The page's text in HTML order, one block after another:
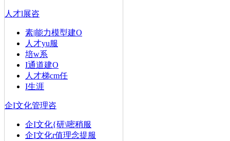
人才l展咨
素|能力模型建O
人才yu服
培w系
I通道建O
人才梯cm任
I生涯
企I文化管理咨
企I文化{研\嘧稍服
企I文化r值理念提服